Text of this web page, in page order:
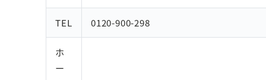
TEL 0120-900-298
ホ
ー